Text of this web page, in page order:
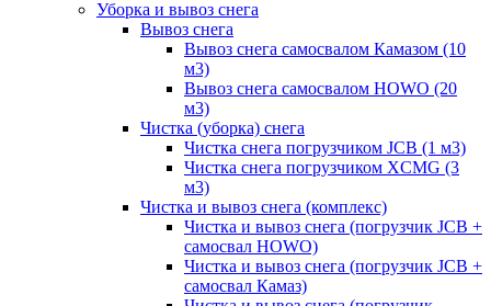
Уборка и вывоз снега
Вывоз снега
Вывоз снега самосвалом Камазом (10
м3)
Вывоз снега самосвалом HOWO (20
м3)
Чистка (уборка) снега
Чистка снега погрузчиком JCB (1 м3)
Чистка снега погрузчиком XCMG (3
м3)
Чистка и вывоз снега (комплекс)
Чистка и вывоз снега (погрузчик JCB +
самосвал HOWO)
Чистка и вывоз снега (погрузчик JCB +
самосвал Камаз)